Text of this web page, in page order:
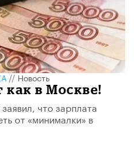
//Новость
как в Москве!
что зарплата
от «минималки» в